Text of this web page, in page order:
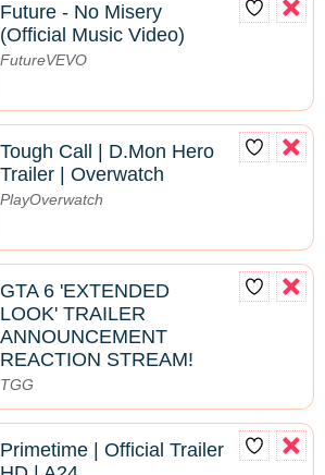
Future - No Misery
(Official Music Video)
FutureVEVO
Tough Call | D.Mon Hero
Trailer | Overwatch
PlayOverwatch
GTA 6 'EXTENDED
LOOK' TRAILER
ANNOUNCEMENT
REACTION STREAM!
TGG
Primetime | Official Trailer